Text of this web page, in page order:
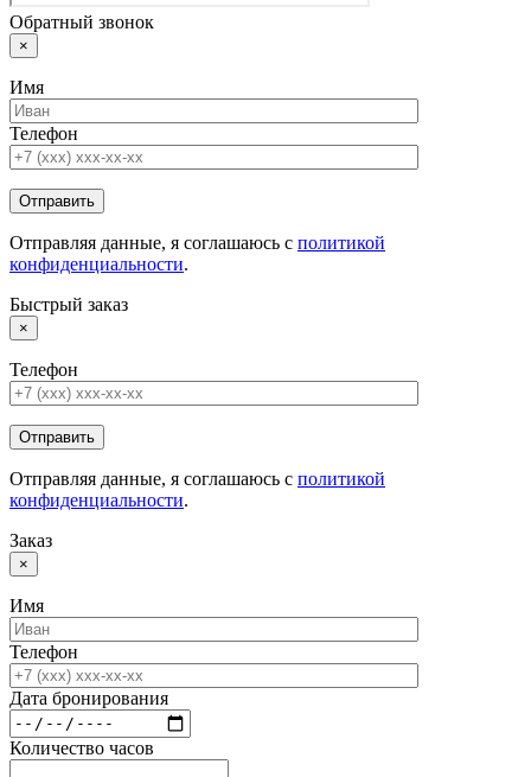
Обратный звонок
×
Имя
Телефон
Отправляя данные, я соглашаюсь с политикой
конфиденциальности.
Быстрый заказ
×
Телефон
Отправляя данные, я соглашаюсь с политикой
конфиденциальности.
Заказ
×
Имя
Телефон
Дата бронирования
Количество часов